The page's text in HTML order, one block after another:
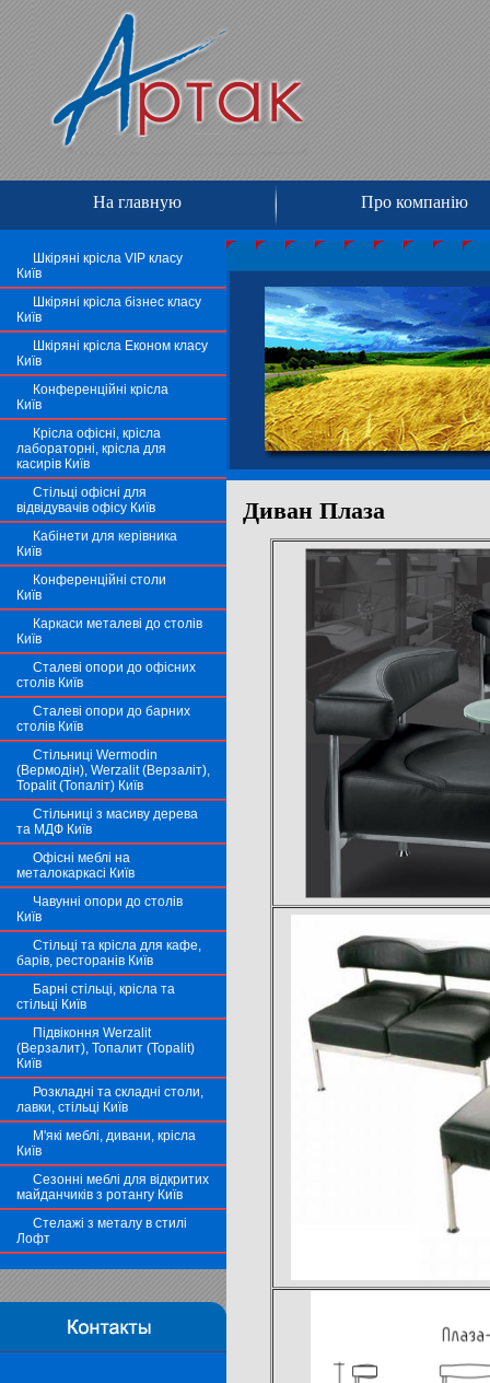
На главную Про компанію
Шкіряні крісла VIP класу
Київ
Шкіряні крісла бізнес класу
Київ
Шкіряні крісла Економ класу
Київ
Конференційні крісла
Київ
Крісла офісні, крісла
лабораторні, крісла для
касирів Київ
Стільці офісні для
відвідувачів офісу Київ
Кабінети для керівника
Київ
Конференційні столи
Київ
Каркаси металеві до столів
Київ
Сталеві опори до офісних
столів Київ
Сталеві опори до барних
столів Київ
Стільниці Wermodin
(Вермодін), Werzalit (Верзаліт),
Topalit (Топаліт) Київ
Стільниці з масиву дерева
та МДФ Київ
Офісні меблі на
металокаркасі Київ
Чавунні опори до столів
Київ
Стільці та крісла для кафе,
барів, ресторанів Київ
Барні стільці, крісла та
стільці Київ
Підвіконня Werzalit
(Верзалит), Топалит (Topalit)
Київ
Розкладні та складні столи,
лавки, стільці Київ
М'які меблі, дивани, крісла
Київ
Сезонні меблі для відкритих
майданчиків з ротангу Київ
Стелажі з металу в стилі
Лофт
Диван Плаза